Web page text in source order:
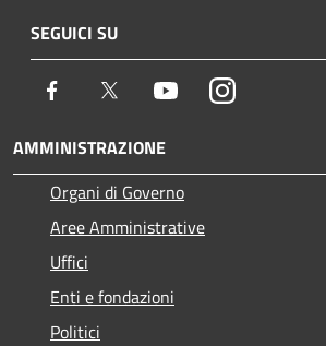
SEGUICI SU
Facebook Twitter YoutubeInstagram
AMMINISTRAZIONE
Organi di Governo
Aree Amministrative
Uffici
Enti e fondazioni
Politici